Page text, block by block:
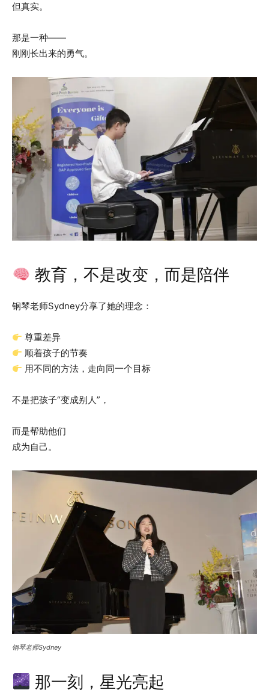
但真实。
那是一种——
刚刚长出来的勇气。
教育，不是改变，而是陪伴
钢琴老师Sydney分享了她的理念：
尊重差异
顺着孩子的节奏
用不同的方法，走向同一个目标
不是把孩子“变成别人”，
而是帮助他们
成为自己。
钢琴老师Sydney
那一刻，星光亮起